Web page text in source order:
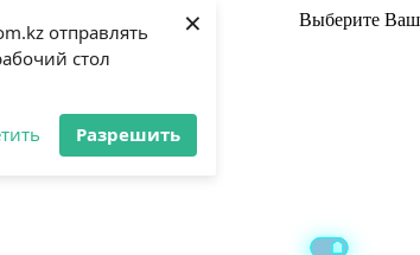
отправлять
стол
Разрешить
× Выберите Ваш